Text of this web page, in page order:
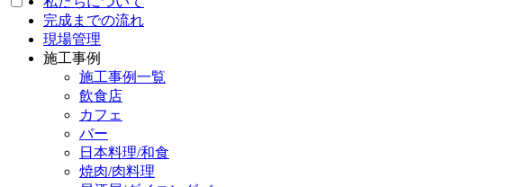
完成までの流れ
現場管理
施工事例
施工事例一覧
飲食店
カフェ
バー
日本料理/和食
焼肉/肉料理